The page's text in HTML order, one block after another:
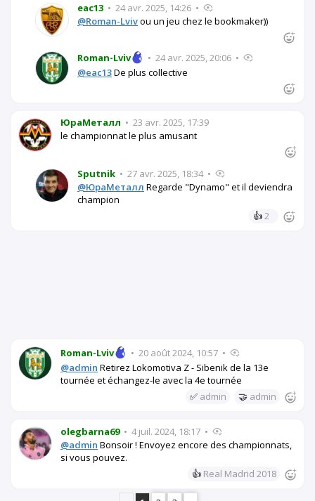
eac13 • 24 avr. 2025, 14:26 •
@Roman-Lvivou un jeu chez le bookmaker))
Roman-Lviv • 24 avr. 2025, 20:06 •
@eac13De plus collective
ЮраМеталл • 23 avr. 2025, 17:39
le championnat le plus amusant
Sputnik • 27 avr. 2025, 18:34 •
@ЮраМеталл Regarde "Dynamo" et il deviendra
champion
👍2
Roman-Lviv • 20 août 2024, 10:57 •
@admin Retirez Lokomotiva Z - Sibenik de la 13e
tournée et échangez-le avec la 4e tournée
✅ admin 🤝 admin
olegbarna69 • 4 juil. 2024, 18:17 •
@admin Bonsoir ! Envoyez encore des championnats,
si vous pouvez.
👍 Real Madrid 2018